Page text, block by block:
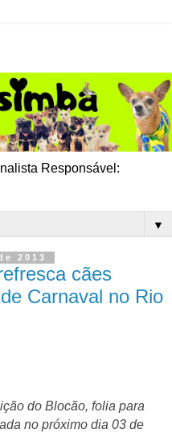
Responsável:
▼
2013
cães
Carnaval no Rio
do Blocão, folia para
no próximo dia 03 de